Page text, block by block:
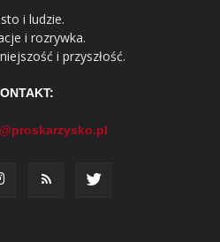
i ludzie.
i rozrywka.
i przyszłość.